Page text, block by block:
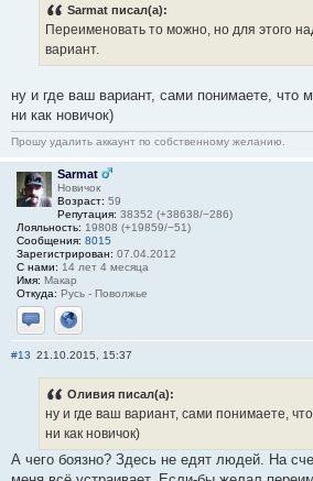
Sarmat писал(а):
Переименовать то можно, но для этого
вариант.
ну и где ваш вариант, сами понимаете, что
ни как новичок)
Прошу удалить аккаунт по собственному желанию.
Sarmat
Новичок
Возраст: 59
Репутация: 38352 (+38638/−286)
Лояльность: 19808 (+19859/−51)
Сообщения: 8015
Зарегистрирован: 07.04.2012
С нами: 14 лет 4 месяца
Имя: Макар
Откуда: Русь - Поволжье
Отправить личное сообщение
Сайт
#13 21.10.2015, 15:37
Оливия писал(а):
ну и где ваш вариант, сами понимаете,
ни как новичок)
А чего боязно? Здесь не едят людей. На